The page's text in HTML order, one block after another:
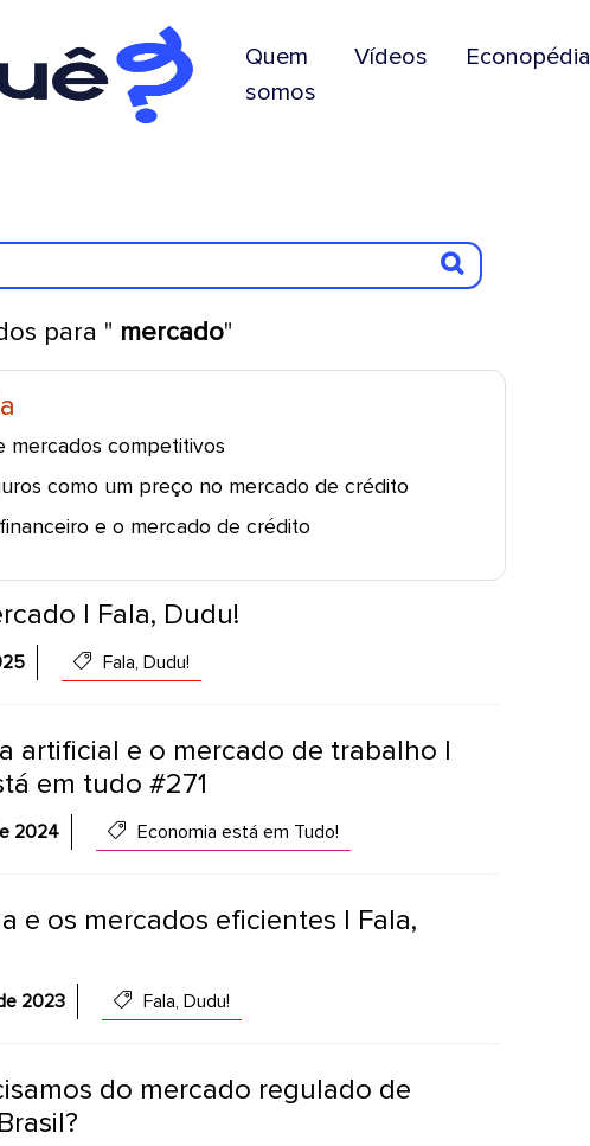
Quem
somos
Vídeos Econopédia
para " mercado"
mercados competitivos
como um preço no mercado de crédito
e o mercado de crédito
| Fala, Dudu!
Fala, Dudu!
artificial e o mercado de trabalho |
em tudo #271
2024 Economia está em Tudo!
e os mercados eficientes | Fala,
2023 Fala, Dudu!
do mercado regulado de